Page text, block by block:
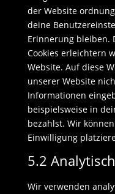
der Website
deine
Erinnerung bleiben.
Cookies erleichtern
Website. Auf diese
unserer Website
Informationen
beispielsweise in
bezahlst. Wir
Einwilligung
5.2
Wir verwenden